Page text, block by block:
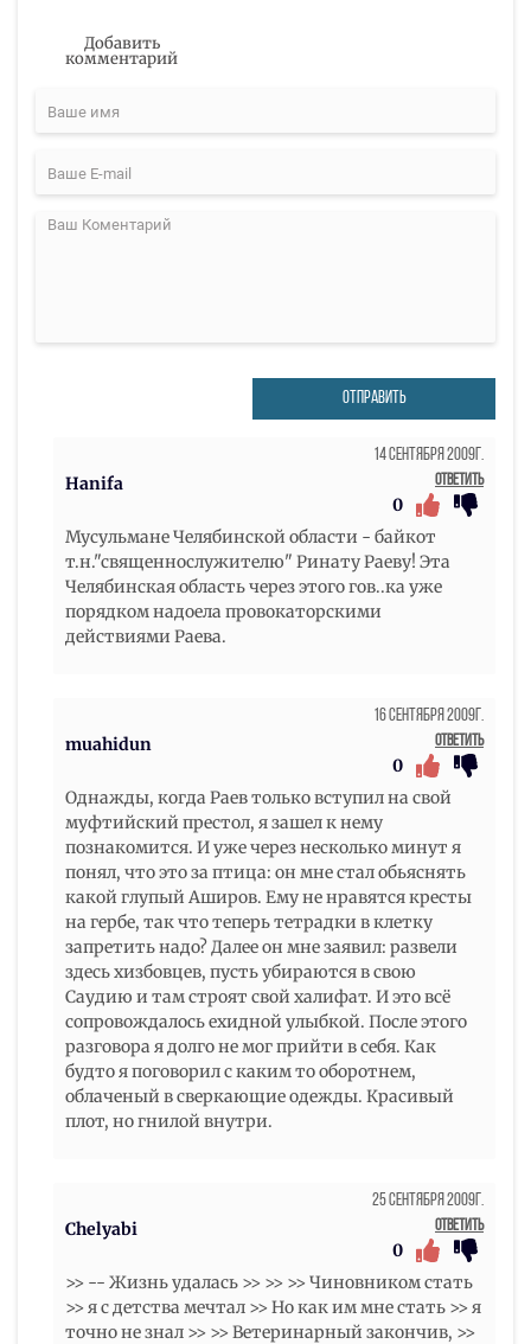
Добавить
комментарий
ОТПРАВИТЬ
Hanifa
14 Сентября 2009г.
Ответить
0
Мусульмане Челябинской области - байкот
т.н."священнослужителю" Ринату Раеву! Эта
Челябинская область через этого гов..ка уже
порядком надоела провокаторскими
действиями Раева.
muahidun
16 Сентября 2009г.
Ответить
0
Однажды, когда Раев только вступил на свой
муфтийский престол, я зашел к нему
познакомится. И уже через несколько минут я
понял, что это за птица: он мне стал обьяснять
какой глупый Аширов. Ему не нравятся кресты
на гербе, так что теперь тетрадки в клетку
запретить надо? Далее он мне заявил: развели
здесь хизбовцев, пусть убираются в свою
Саудию и там строят свой халифат. И это всё
сопровождалось ехидной улыбкой. После этого
разговора я долго не мог прийти в себя. Как
будто я поговорил с каким то оборотнем,
облаченый в сверкающие одежды. Красивый
плот, но гнилой внутри.
Chelyabi
25 Сентября 2009г.
Ответить
0
>> -- Жизнь удалась >> >> >> Чиновником стать
>> я с детства мечтал >> Но как им мне стать >> я
точно не знал >> >> Ветеринарный закончив, >>